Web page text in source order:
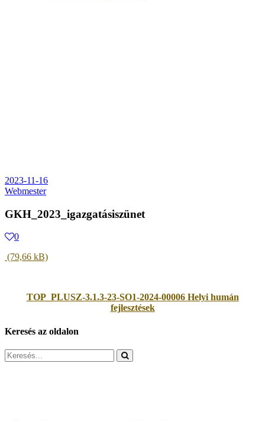
2023-11-16
Webmester
GKH_2023_igazgatásiszünet
0
TOP_PLUSZ-3.1.3-23-SO1-2024-00006 Helyi humán
fejlesztések
Keresés az oldalon
Search
for: